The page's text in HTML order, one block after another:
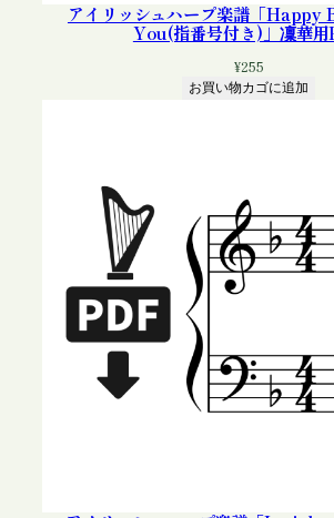
アイリッシュハープ楽譜「
You(指番号付き)」凜華
¥255
お買い物カゴに追加